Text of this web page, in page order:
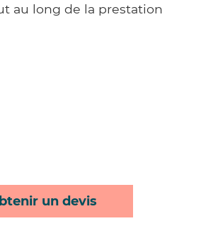
au long de la prestation
un devis